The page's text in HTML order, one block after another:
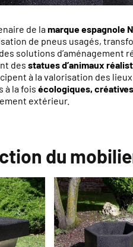
de lamarque espagnole
de pneus usagés,
solutions d’aménagement
des statues d’animaux
à la valorisation des
à la fois écologiques,
extérieur.
du